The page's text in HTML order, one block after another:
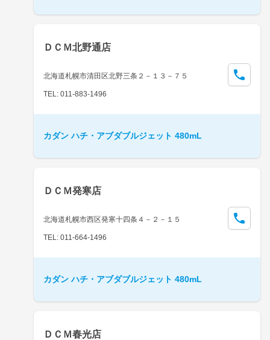
ＤＣＭ北野通店
北海道札幌市清田区北野三条２－１３－７５
TEL: 011-883-1496
カダン ハチ・アブダブルジェット 480mL
ＤＣＭ発寒店
北海道札幌市西区発寒十四条４－２－１５
TEL: 011-664-1496
カダン ハチ・アブダブルジェット 480mL
ＤＣＭ春光店